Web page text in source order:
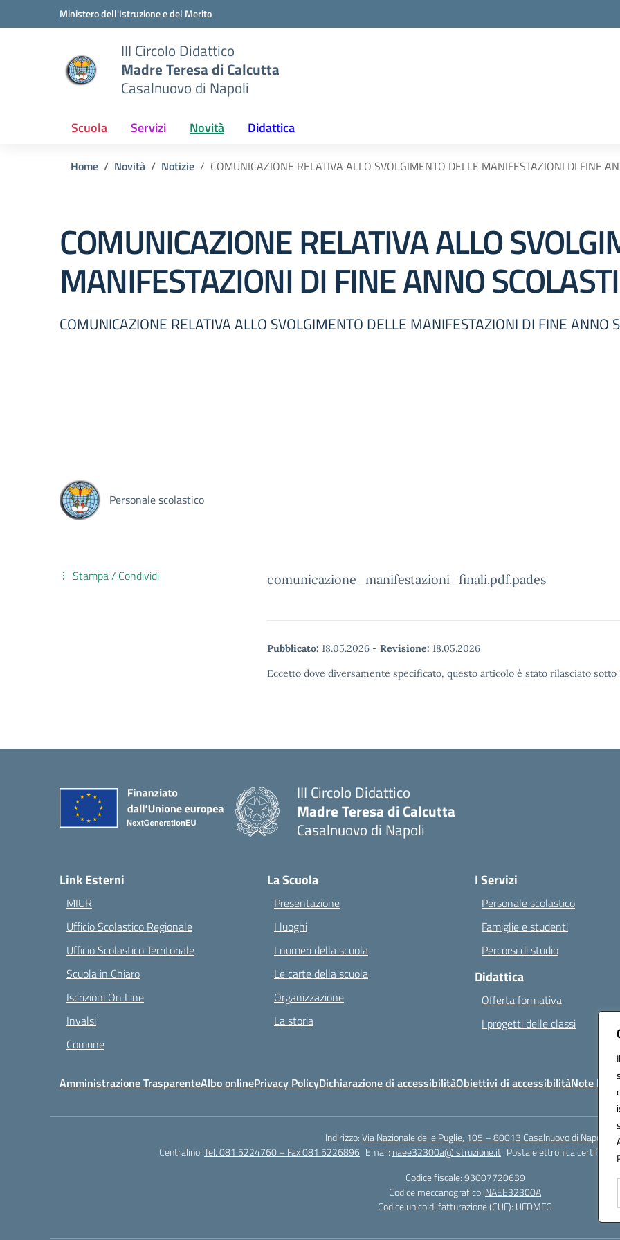
Vai ai contenuti
Vai al menu di navigazioneMinistero dell'Istruzione e del Merito
III Circolo Didattico
Madre Teresa di Calcutta
Casalnuovo di Napoli
Scuola Servizi Novità Didattica
Home Novità Notizie COMUNICAZIONE RELATIVA ALLO SVOLGIMENTO DELLE MANIFESTAZIONI DI FINE
COMUNICAZIONE RELATIVA ALLO
MANIFESTAZIONI DI FINE ANNO
COMUNICAZIONE RELATIVA ALLO SVOLGIMENTO DELLE MANIFESTAZIONI DI FINE ANNO
Personale scolastico
comunicazione_manifestazioni_finali.pdf.pades
Pubblicato: 18.05.2026 - Revisione: 18.05.2026
Eccetto dove diversamente specificato, questo articolo è stato rilasciato
Stampa / Condividi
III Circolo Didattico
Madre Teresa di Calcutta
Casalnuovo di Napoli
Link Esterni
MIUR
Ufficio Scolastico Regionale
Ufficio Scolastico Territoriale
Scuola in Chiaro
Iscrizioni On Line
Invalsi
Comune
La Scuola
Presentazione
I luoghi
I numeri della scuola
Le carte della scuola
Organizzazione
La storia
I Servizi
Personale scolastico
Famiglie e studenti
Percorsi di studio
Didattica
Offerta formativa
I progetti delle classi
Amministrazione TrasparenteAlbo onlinePrivacy PolicyDichiarazione di accessibilitàObiettivi di accessibilitàNote legali
Indirizzo:Via Nazionale delle Puglie, 105 – 80013 Casalnuovo di Napoli
Centralino:Tel. 081.5224760 – Fax 081.5226896 Email: naee32300a@istruzione.it Posta elettronica certificata
Codice fiscale: 93007720639
Codice meccanografico: NAEE32300A
Codice unico di fatturazione (CUF): UFDMFG